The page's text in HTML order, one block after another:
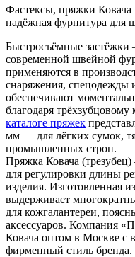
Фастексы, пряжки
надёжная фурнитура для
Быстросъёмные
современной швейной
применяются в
снаряжения, спецодежды
обеспечивают
благодаря
каталоге пряжек
мм — для лёгких сумок,
промышленных строп.
Пряжка Ковача
для регулировки длины
изделия. Изготовленная
выдерживает
для кожгалантереи,
аксессуаров. Компания
Ковача оптом в Москве с
фирменный стиль бренда.